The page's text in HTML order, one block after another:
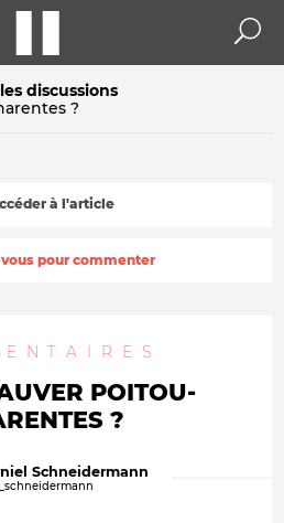
discussions
?
à l'article
pour commenter
POITOU-
?
Schneidermann